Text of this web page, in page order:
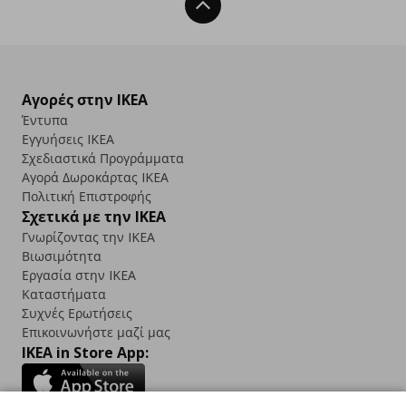
Back To Top
Αγορές στην IKEA
Έντυπα
Εγγυήσεις IKEA
Σχεδιαστικά Προγράμματα
Αγορά Δωρoκάρτας IKEA
Πολιτική Επιστροφής
Σχετικά με την IKEA
Γνωρίζοντας την IKEA
Βιωσιμότητα
Εργασία στην IKEA
Καταστήματα
Συχνές Ερωτήσεις
Επικοινωνήστε μαζί μας
IKEA in Store App: